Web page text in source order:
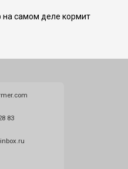
на самом деле кормит
83